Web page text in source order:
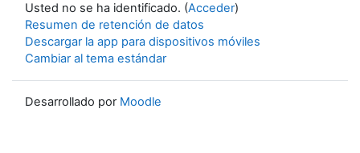
Usted no se ha identificado. (Acceder)
Resumen de retención de datos
Descargar la app para dispositivos móviles
Cambiar al tema estándar
Desarrollado por Moodle